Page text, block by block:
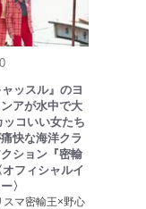
ャッスル』のヨ
アが水中で大
コいい女たち
快な海洋クラ
ション『密輸
フィシャルイ
〉
スマ密輸王×野心